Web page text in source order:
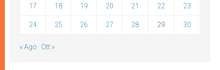
17 18 19 20 21 22 23
24 25 26 27 28 29 30
« Ago Ott »